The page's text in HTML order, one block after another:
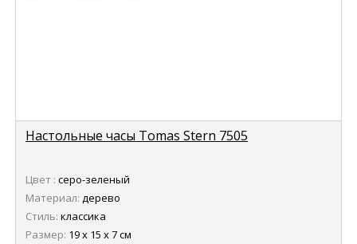
Настольные часы Tomas Stern 7505
Цвет : серо-зеленый
Материал: дерево
Стиль: классика
Размер: 19 х 15 х 7 см